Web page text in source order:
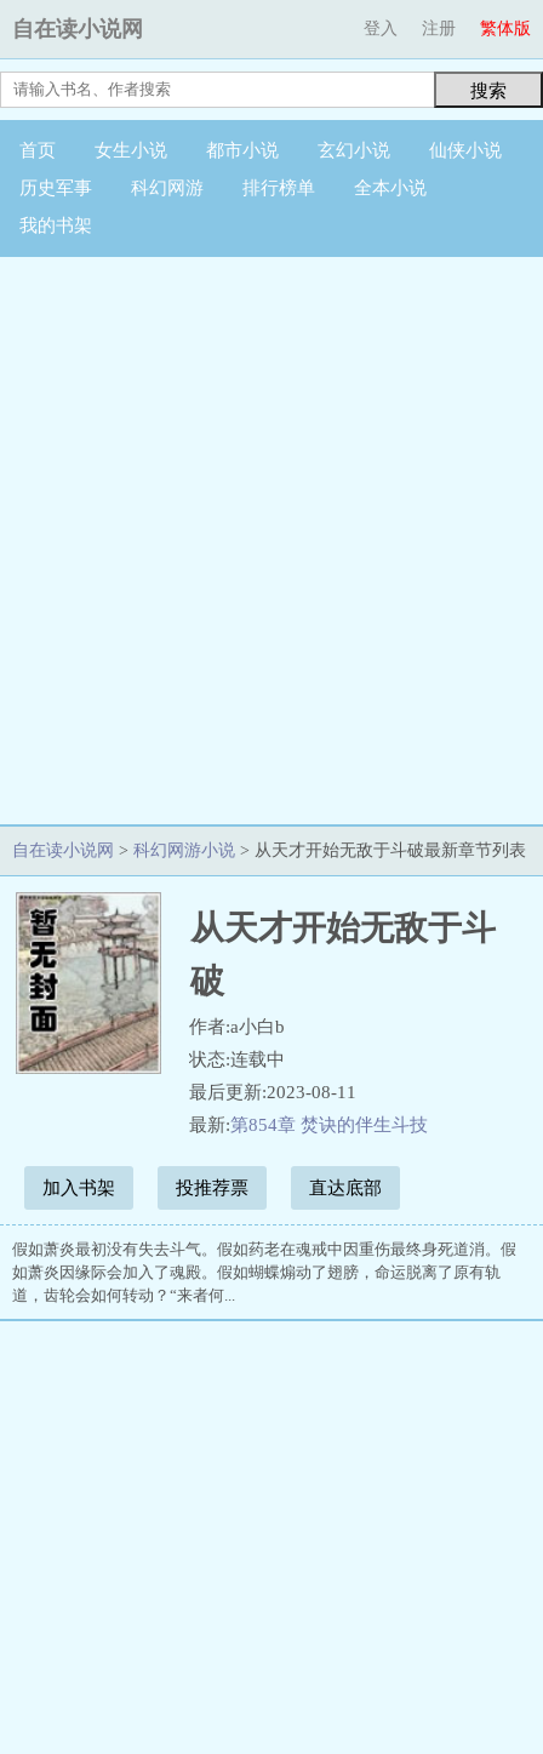
自在读小说网 繁体版
登入 注册
搜索
首页 女生小说 都市小说 玄幻小说
仙侠小说
历史军事
科幻网游 排行榜单
全本小说
我的书架
自在读小说网 > 科幻网游小说 > 从天才开始无敌于斗破最新章节列表
从天才开始无敌于斗
破
作者:a小白b
状态:连载中
最后更新:2023-08-11
最新:第854章 焚诀的伴生斗技
加入书架 投推荐票 直达底部
假如萧炎最初没有失去斗气。假如药老在魂戒中因重伤最终身死道消。假
如萧炎因缘际会加入了魂殿。假如蝴蝶煽动了翅膀，命运脱离了原有轨
道，齿轮会如何转动？“来者何...